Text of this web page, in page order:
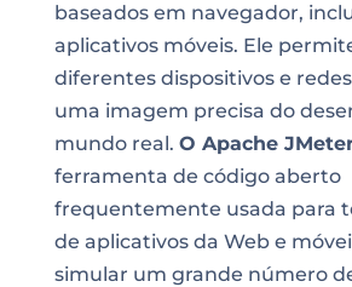
baseados em navegador,
aplicativos móveis. Ele
diferentes dispositivos e
uma imagem precisa do
mundo real. O Apache
ferramenta de código aberto
frequentemente usada para
de aplicativos da Web e
simular um grande número